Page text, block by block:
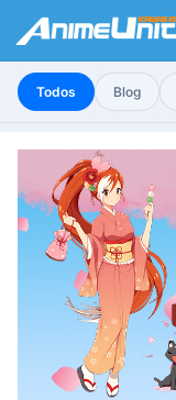
Todos Blog